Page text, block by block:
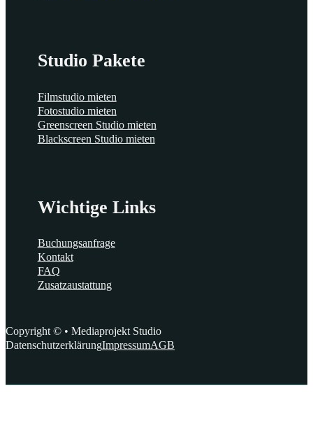
Studio Pakete
Filmstudio mieten
Fotostudio mieten
Greenscreen Studio mieten
Blackscreen Studio mieten
Wichtige Links
Buchungsanfrage
Kontakt
FAQ
Zusatzaustattung
Copyright © • Mediaprojekt Studio
DatenschutzerklärungImpressumAGB